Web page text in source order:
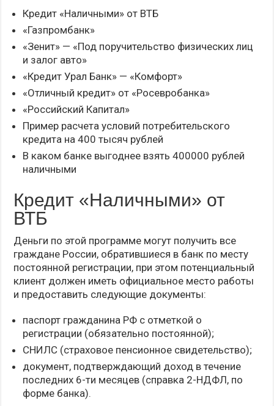
Кредит «Наличными» от ВТБ
«Газпромбанк»
«Зенит» — «Под поручительство физических лиц
и залог авто»
«Кредит Урал Банк» — «Комфорт»
«Отличный кредит» от «Росевробанка»
«Российский Капитал»
Пример расчета условий потребительского
кредита на 400 тысяч рублей
В каком банке выгоднее взять 400000 рублей
наличными
Кредит «Наличными» от
ВТБ
Деньги по этой программе могут получить все
граждане России, обратившиеся в банк по месту
постоянной регистрации, при этом потенциальный
клиент должен иметь официальное место работы
и предоставить следующие документы:
паспорт гражданина РФ с отметкой о
регистрации (обязательно постоянной);
СНИЛС (страховое пенсионное свидетельство);
документ, подтверждающий доход в течение
последних 6-ти месяцев (справка 2-НДФЛ, по
форме банка).